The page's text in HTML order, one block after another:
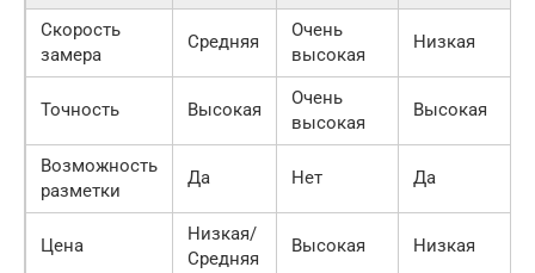
Скорость
замера
Средняя
Очень
высокая
Низкая
Точность Высокая
Очень
высокая
Высокая
Возможность
разметки
Да Нет Да
Цена
Низкая/
Средняя
Высокая Низкая